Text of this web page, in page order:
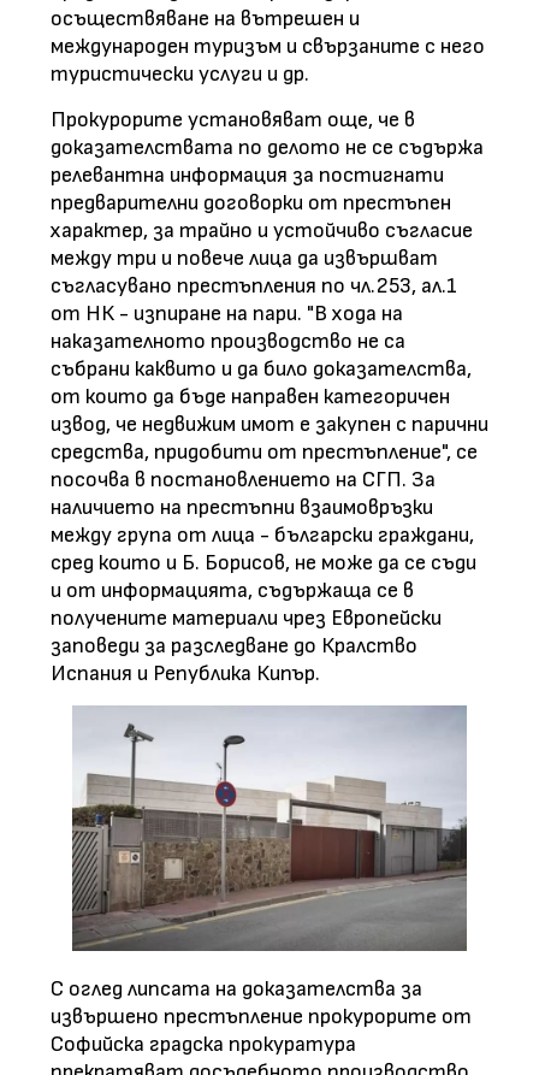
осъществяване на вътрешен и
международен туризъм и свързаните с него
туристически услуги и др.
Прокурорите установяват още, че в
доказателствата по делото не се съдържа
релевантна информация за постигнати
предварителни договорки от престъпен
характер, за трайно и устойчиво съгласие
между три и повече лица да извършват
съгласувано престъпления по чл.253, ал.1
от НК - изпиране на пари. "В хода на
наказателното производство не са
събрани каквито и да било доказателства,
от които да бъде направен категоричен
извод, че недвижим имот е закупен с парични
средства, придобити от престъпление", се
посочва в постановлението на СГП. За
наличието на престъпни взаимовръзки
между група от лица - български граждани,
сред които и Б. Борисов, не може да се съди
и от информацията, съдържаща се в
получените материали чрез Европейски
заповеди за разследване до Кралство
Испания и Република Кипър.
С оглед липсата на доказателства за
извършено престъпление прокурорите от
Софийска градска прокуратура